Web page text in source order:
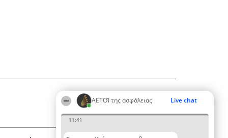
ΑΕΤΟΊ της ασφάλειας Live chat
11:41